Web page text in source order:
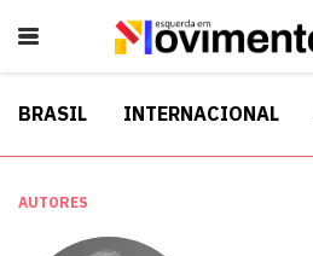
BRASIL INTERNACIONAL
AUTORES